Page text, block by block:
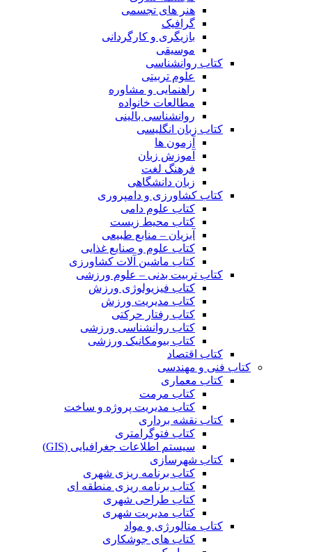
هنر های تجسمی
گرافیک
بازیگری و کارگردانی
موسیقی
کتاب روانشناسی
علوم تربیتی
راهنمایی و مشاوره
مطالعات خانواده
روانشناسی بالینی
کتاب زبان انگلیسی
آزمون ها
آموزش زبان
فرهنگ لغت
زبان دانشگاهی
کتاب کشاورزی و دامپروری
کتاب علوم دامی
کتاب محیط زیست
آبزیان – منابع طبیعی
کتاب علوم و صنایع غذایی
کتاب ماشین آلات کشاورزی
کتاب تربیت بدنی – علوم ورزشی
کتاب فیزیولوژی ورزش
کتاب مدیریت ورزش
کتاب رفتار حرکتی
کتاب روانشناسی ورزشی
کتاب بیومکانیک ورزشی
کتاب اقتصاد
کتاب فنی و مهندسی
کتاب معماری
کتاب مرمت
کتاب مدیریت پروژه و ساخت
کتاب نقشه برداری
کتاب فتوگرامتری
سیستم اطلاعات جغرافیایی (GIS)
کتاب شهرسازی
کتاب برنامه ریزی شهری
کتاب برنامه ریزی منطقه ای
کتاب طراحی شهری
کتاب مدیریت شهری
کتاب متالورژی و مواد
کتاب های جوشکاری